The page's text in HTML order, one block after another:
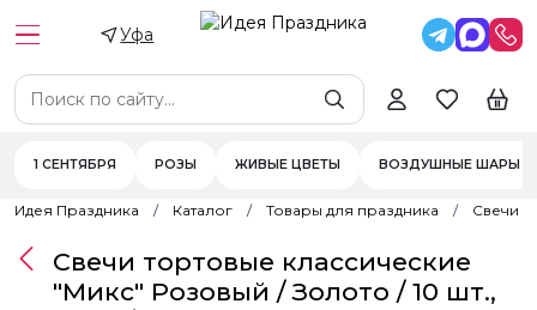
Уфа
1 СЕНТЯБРЯ РОЗЫ ЖИВЫЕ ЦВЕТЫ ВОЗДУШНЫЕ ШАРЫ
Идея Праздника Каталог Товары для праздника Свечи
Свечи тортовые классические
"Микс" Розовый / Золото / 10 шт.,